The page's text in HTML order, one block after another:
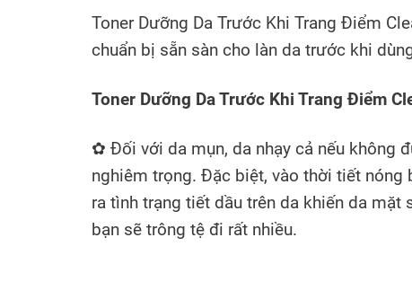
Toner Dưỡng Da Trước Khi Trang Điểm
chuẩn bị sẵn sàn cho làn da trước khi
Toner Dưỡng Da Trước Khi Trang Điểm
✿ Đối với da mụn, da nhạy cả nếu không
nghiêm trọng. Đặc biệt, vào thời tiết nóng
ra tình trạng tiết dầu trên da khiến da
bạn sẽ trông tệ đi rất nhiều.